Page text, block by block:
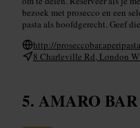
bezoek met prosecco en een
pasta als hoofdgerecht. Geef
http://
8 Charleville Rd, London
AMARO